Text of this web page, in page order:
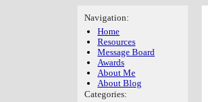
Navigation:
Home
Resources
Message Board
Awards
About Me
About Blog
Categories: